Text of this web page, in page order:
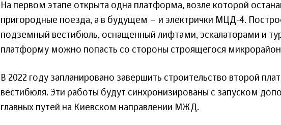
На первом этапе открыта одна платформа, возле которой
пригородные поезда, а в будущем – и электрички МЦД-4.
подземный вестибюль, оснащенный лифтами, эскалаторами и
платформу можно попасть со стороны строящегося
В 2022 году запланировано завершить строительство второй
вестибюля. Эти работы будут синхронизированы с запуском
главных путей на Киевском направлении МЖД.